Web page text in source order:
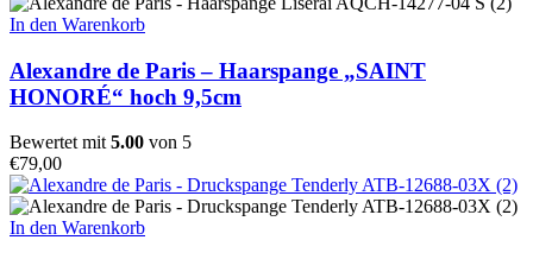
In den Warenkorb
Alexandre de Paris – Haarspange „SAINT
HONORÉ“ hoch 9,5cm
Bewertet mit 5.00 von 5
€79,00
In den Warenkorb